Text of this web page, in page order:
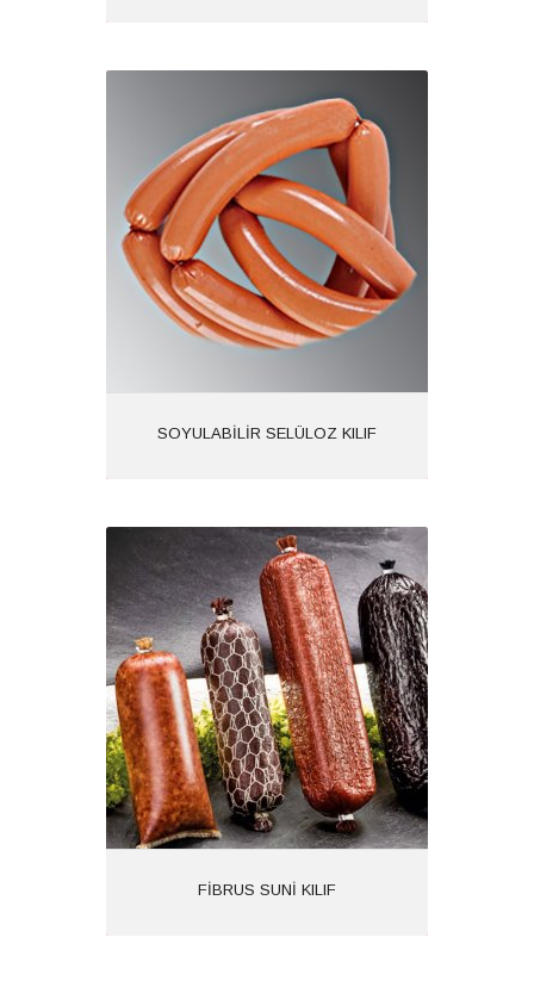
SOYULABİLİR SELÜLOZ KILIF
SOYULABİLİR SELÜLOZ KILIF
Ürün Kodu: 1615
Kategoriler:
FİBRUS SUNİ KILIF
FİBRUS SUNİ KILIF
Ürün Kodu: 1614
Kategoriler: